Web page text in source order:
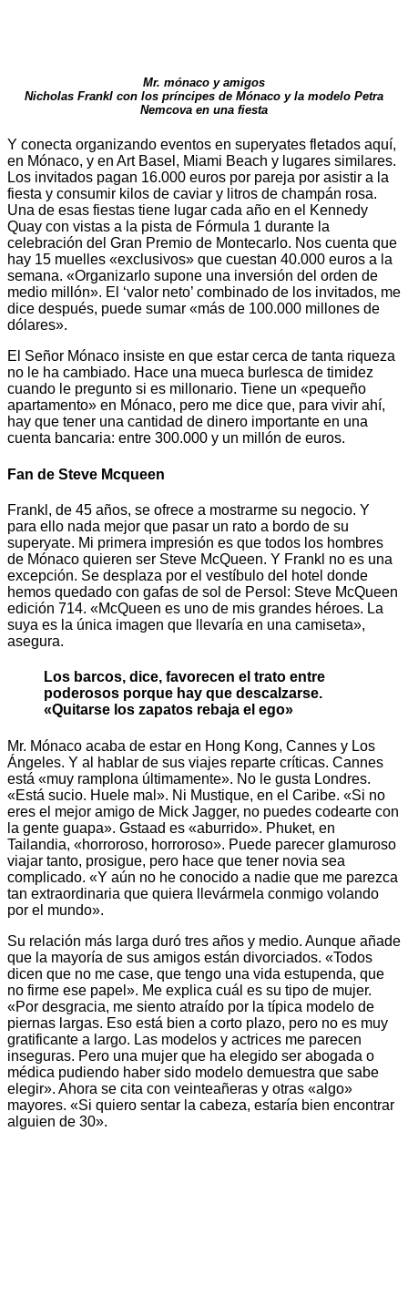
Mr. mónaco y amigos
Nicholas Frankl con los príncipes de Mónaco y la modelo Petra
Nemcova en una fiesta
Y conecta organizando eventos en superyates fletados aquí,
en Mónaco, y en Art Basel, Miami Beach y lugares similares.
Los invitados pagan 16.000 euros por pareja por asistir a la
fiesta y consumir kilos de caviar y litros de champán rosa.
Una de esas fiestas tiene lugar cada año en el Kennedy
Quay con vistas a la pista de Fórmula 1 durante la
celebración del Gran Premio de Montecarlo. Nos cuenta que
hay 15 muelles «exclusivos» que cuestan 40.000 euros a la
semana. «Organizarlo supone una inversión del orden de
medio millón». El ‘valor neto’ combinado de los invitados, me
dice después, puede sumar «más de 100.000 millones de
dólares».
El Señor Mónaco insiste en que estar cerca de tanta riqueza
no le ha cambiado. Hace una mueca burlesca de timidez
cuando le pregunto si es millonario. Tiene un «pequeño
apartamento» en Mónaco, pero me dice que, para vivir ahí,
hay que tener una cantidad de dinero importante en una
cuenta bancaria: entre 300.000 y un millón de euros.
Fan de Steve Mcqueen
Frankl, de 45 años, se ofrece a mostrarme su negocio. Y
para ello nada mejor que pasar un rato a bordo de su
superyate. Mi primera impresión es que todos los hombres
de Mónaco quieren ser Steve McQueen. Y Frankl no es una
excepción. Se desplaza por el vestíbulo del hotel donde
hemos quedado con gafas de sol de Persol: Steve McQueen
edición 714. «McQueen es uno de mis grandes héroes. La
suya es la única imagen que llevaría en una camiseta»,
asegura.
Los barcos, dice, favorecen el trato entre
poderosos porque hay que descalzarse.
«Quitarse los zapatos rebaja el ego»
Mr. Mónaco acaba de estar en Hong Kong, Cannes y Los
Ángeles. Y al hablar de sus viajes reparte críticas. Cannes
está «muy ramplona últimamente». No le gusta Londres.
«Está sucio. Huele mal». Ni Mustique, en el Caribe. «Si no
eres el mejor amigo de Mick Jagger, no puedes codearte con
la gente guapa». Gstaad es «aburrido». Phuket, en
Tailandia, «horroroso, horroroso». Puede parecer glamuroso
viajar tanto, prosigue, pero hace que tener novia sea
complicado. «Y aún no he conocido a nadie que me parezca
tan extraordinaria que quiera llevármela conmigo volando
por el mundo».
Su relación más larga duró tres años y medio. Aunque añade
que la mayoría de sus amigos están divorciados. «Todos
dicen que no me case, que tengo una vida estupenda, que
no firme ese papel». Me explica cuál es su tipo de mujer.
«Por desgracia, me siento atraído por la típica modelo de
piernas largas. Eso está bien a corto plazo, pero no es muy
gratificante a largo. Las modelos y actrices me parecen
inseguras. Pero una mujer que ha elegido ser abogada o
médica pudiendo haber sido modelo demuestra que sabe
elegir». Ahora se cita con veinteañeras y otras «algo»
mayores. «Si quiero sentar la cabeza, estaría bien encontrar
alguien de 30».